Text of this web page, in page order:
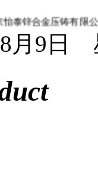
压铸有限公司网站正
8月9日